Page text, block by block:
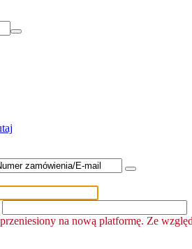
na nową platformę. Ze